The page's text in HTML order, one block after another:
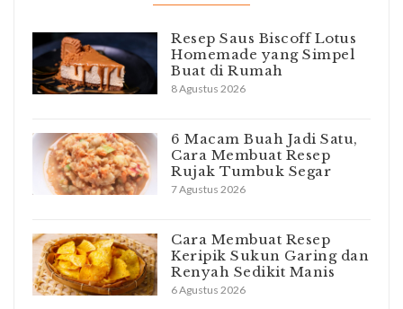
Resep Saus Biscoff Lotus
Homemade yang Simpel
Buat di Rumah
8 Agustus 2026
6 Macam Buah Jadi Satu,
Cara Membuat Resep
Rujak Tumbuk Segar
7 Agustus 2026
Cara Membuat Resep
Keripik Sukun Garing dan
Renyah Sedikit Manis
6 Agustus 2026